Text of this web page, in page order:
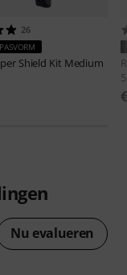
26
Shield Kit Medium
Nu evalueren